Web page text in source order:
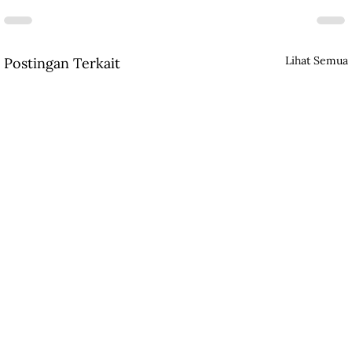
Postingan Terkait Lihat Semua